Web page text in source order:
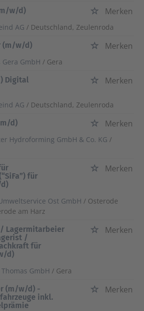
w/d)
Merken
AG / Deutschland, Zeulenroda
(m/w/d)
Merken
Gera GmbH / Gera
Digital
Merken
AG / Deutschland, Zeulenroda
d)
Merken
Hydroforming GmbH & Co. KG /
für
Merken
Ost GmbH / Osterode
am Harz
Lagermitarbeier
/
für
d)
Merken
GmbH / Gera
(m/w/d) -
inkl.
Merken